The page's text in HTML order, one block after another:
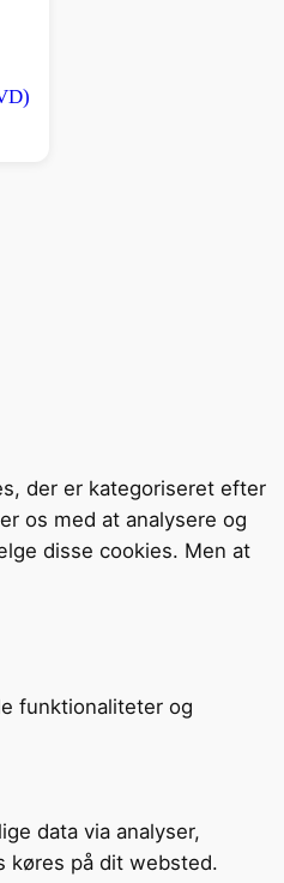
der er kategoriseret efter
os med at analysere og
disse cookies. Men at
funktionaliteter og
data via analyser,
køres på dit websted.